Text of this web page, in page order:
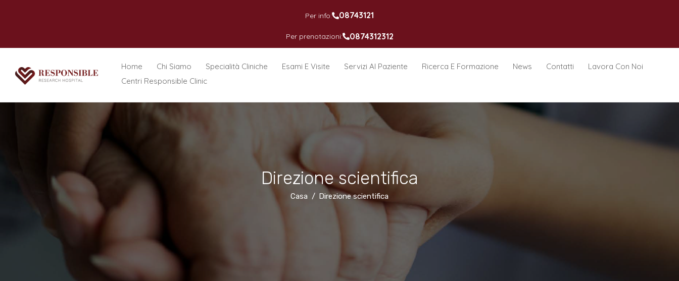
Per info: 08743121
Per prenotazioni: 0874312312
Home Chi Siamo Specialità Cliniche Esami E Visite Servizi Al Paziente Ricerca E Formazione News Contatti
Lavora Con Noi
Centri Responsible Clinic
Direzione scientifica
Casa Direzione scientifica